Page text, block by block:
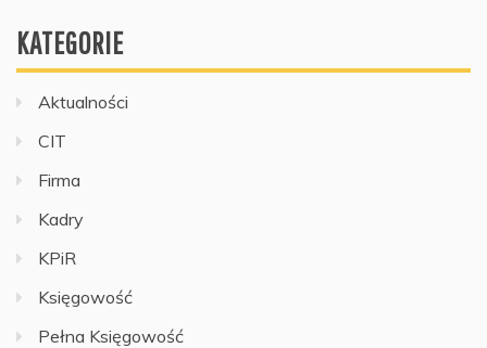
KATEGORIE
Aktualności
CIT
Firma
Kadry
KPiR
Księgowość
Pełna Księgowość